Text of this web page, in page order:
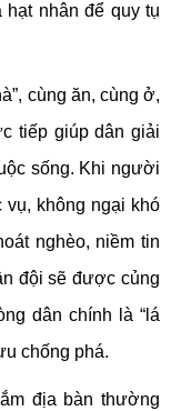
nhân để quy tụ
cùng ăn, cùng ở,
tiếp giúp dân giải
sống. Khi người
vụ, không ngại khó
nghèo, niềm tin
đội sẽ được củng
dân chính là “lá
chống phá.
địa bàn thường